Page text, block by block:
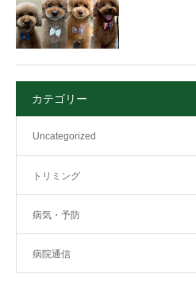
カテゴリー
Uncategorized
トリミング
病気・予防
病院通信